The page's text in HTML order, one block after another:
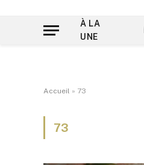
À LA
UNE
Accueil » 73
73